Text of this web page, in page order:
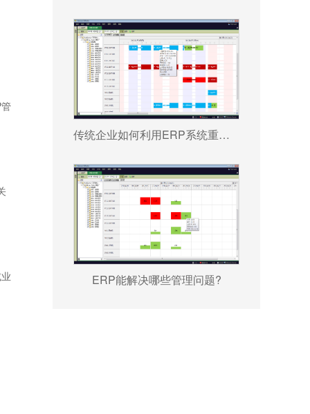
传统企业如何利用ERP系统重塑竞争力?
ERP能解决哪些管理问题?